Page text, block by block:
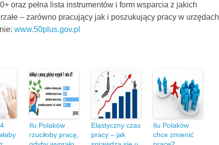
oraz pełna lista instrumentów i form wsparcia z jakich
– zarówno pracujący jak i poszukujący pracy w urzędach
www.50plus.gov.pl
Ilu Polaków
rzuciłoby pracę,
Elastyczny czas
pracy – jak
Ilu Polaków
chce zmienić